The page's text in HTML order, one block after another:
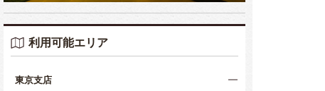
利用可能エリア
東京支店